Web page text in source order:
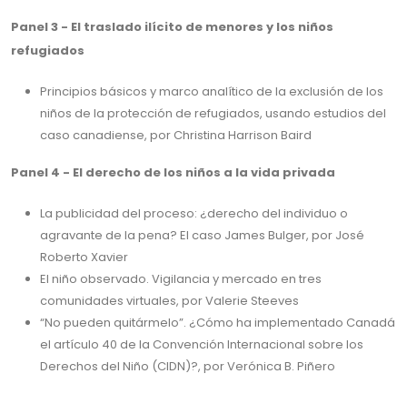
Panel 3 - El traslado ilícito de menores y los niños
refugiados
Principios básicos y marco analítico de la exclusión de los
niños de la protección de refugiados, usando estudios del
caso canadiense, por Christina Harrison Baird
Panel 4 - El derecho de los niños a la vida privada
La publicidad del proceso: ¿derecho del individuo o
agravante de la pena? El caso James Bulger, por José
Roberto Xavier
El niño observado. Vigilancia y mercado en tres
comunidades virtuales, por Valerie Steeves
“No pueden quitármelo”. ¿Cómo ha implementado Canadá
el artículo 40 de la Convención Internacional sobre los
Derechos del Niño (CIDN)?, por Verónica B. Piñero